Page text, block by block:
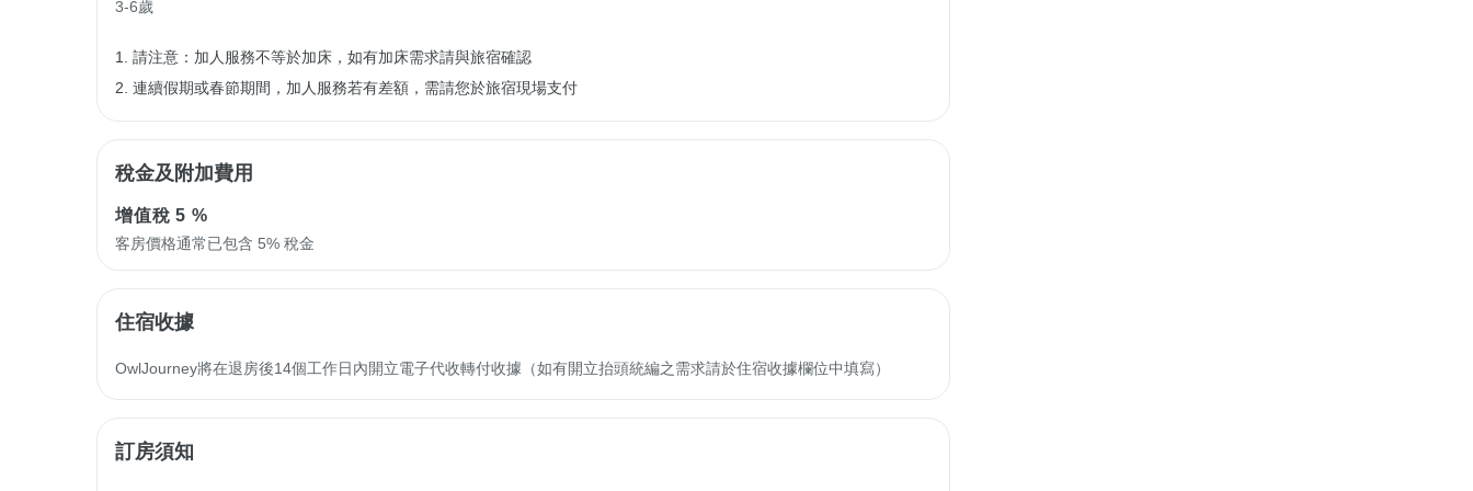
3-6歲
1. 請注意：加人服務不等於加床，如有加床需求請與旅宿確認
2. 連續假期或春節期間，加人服務若有差額，需請您於旅宿現場支付
稅金及附加費用
增值稅5 %
客房價格通常已包含 5% 稅金
住宿收據
OwlJourney將在退房後14個工作日內開立電子代收轉付收據（如有開立抬頭統編之需求請於住宿收據欄位中填寫）
訂房須知